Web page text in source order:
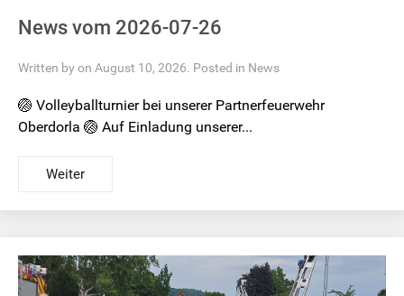
News vom 2026-07-26
Written by on August 10, 2026. Posted in News
🏐 Volleyballturnier bei unserer Partnerfeuerwehr
Oberdorla 🏐 Auf Einladung unserer...
Weiter